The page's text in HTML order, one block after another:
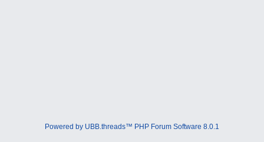
Powered by UBB.threads™ PHP Forum Software 8.0.1